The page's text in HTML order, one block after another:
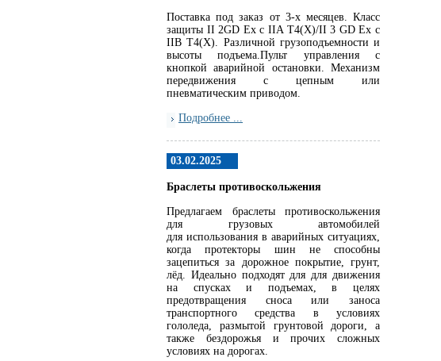
Поставка под заказ от 3-х месяцев. Класс
защиты II 2GD Ex c IIA T4(X)/II 3 GD Ex c
IIB T4(X). Различной грузоподъемности и
высоты подъема.Пульт управления с
кнопкой аварийной остановки. Механизм
передвижения с цепным или
пневматическим приводом.
Подробнее ...
03.02.2025
Браслеты противоскольжения
Предлагаем браслеты противоскольжения
для грузовых автомобилей
для использования в аварийных ситуациях,
когда протекторы шин не способны
зацепиться за дорожное покрытие, грунт,
лёд. Идеально подходят для для движения
на спусках и подъемах, в целях
предотвращения сноса или заноса
транспортного средства в условиях
гололеда, размытой грунтовой дороги, а
также бездорожья и прочих сложных
условиях на дорогах.